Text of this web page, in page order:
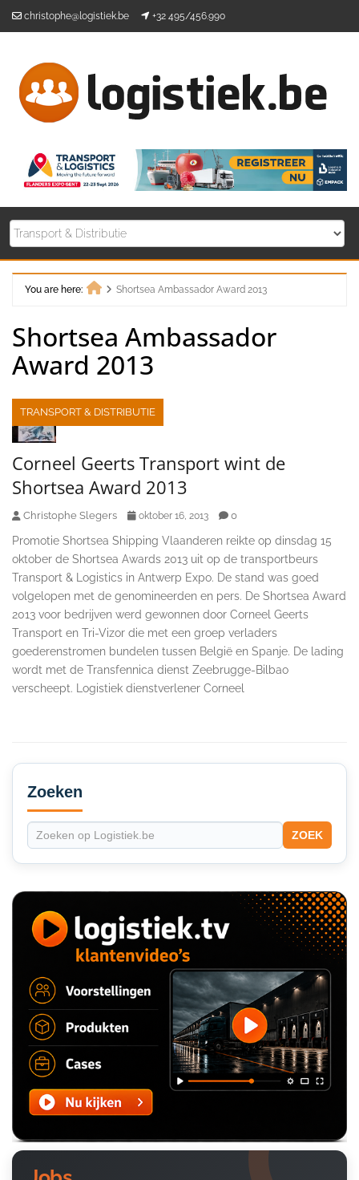
christophe@logistiek.be +32 495/456.990
You are here:
Shortsea Ambassador Award 2013
Shortsea Ambassador
Award 2013
TRANSPORT & DISTRIBUTIE
Corneel Geerts Transport wint de
Shortsea Award 2013
Christophe Slegers oktober 16, 2013 0
Promotie Shortsea Shipping Vlaanderen reikte op dinsdag 15
oktober de Shortsea Awards 2013 uit op de transportbeurs
Transport & Logistics in Antwerp Expo. De stand was goed
volgelopen met de genomineerden en pers. De Shortsea Award
2013 voor bedrijven werd gewonnen door Corneel Geerts
Transport en Tri-Vizor die met een groep verladers
goederenstromen bundelen tussen België en Spanje. De lading
wordt met de Transfennica dienst Zeebrugge-Bilbao
verscheept. Logistiek dienstverlener Corneel
Secondary
Sidebar
Zoeken
ZOEK